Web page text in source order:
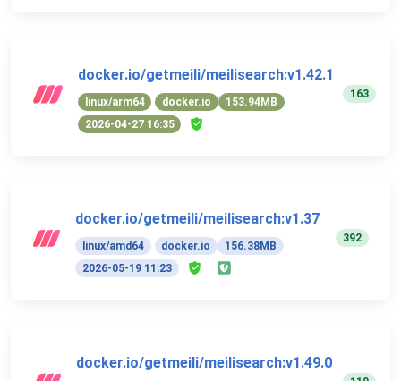
docker.io/getmeili/meilisearch:v1.42.1
linux/arm64 docker.io
153.94MB
2026-04-27 16:35
163
docker.io/getmeili/meilisearch:v1.37
linux/amd64 docker.io
156.38MB
2026-05-19 11:23
392
docker.io/getmeili/meilisearch:v1.49.0